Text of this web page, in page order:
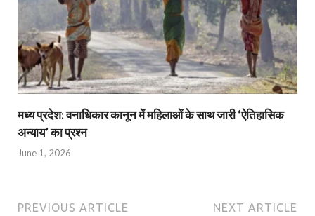
मध्य प्रदेश: वनाधिकार कानून में महिलाओं के साथ जारी ‘ऐतिहासिक
अन्याय’ का प्रश्न
June 1, 2026
PREVIOUS ARTICLE NEXT ARTICLE